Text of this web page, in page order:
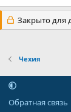
Закрыто для
Чехия
Обратная связь